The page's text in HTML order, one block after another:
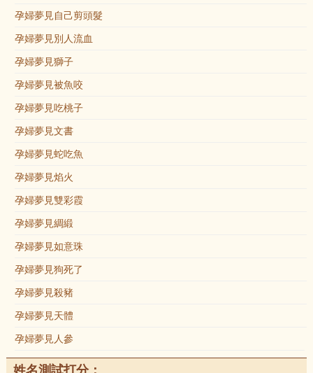
孕婦夢見自己剪頭髮
孕婦夢見別人流血
孕婦夢見獅子
孕婦夢見被魚咬
孕婦夢見吃桃子
孕婦夢見文書
孕婦夢見蛇吃魚
孕婦夢見焰火
孕婦夢見雙彩霞
孕婦夢見綢緞
孕婦夢見如意珠
孕婦夢見狗死了
孕婦夢見殺豬
孕婦夢見天體
孕婦夢見人參
姓名測試打分：